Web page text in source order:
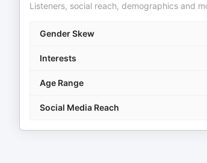
Listeners, social reach, demographics and
Gender Skew
Interests
Age Range
Social Media Reach